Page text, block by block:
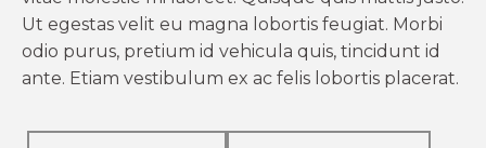
Ut egestas velit eu magna lobortis feugiat. Morbi
odio purus, pretium id vehicula quis, tincidunt id
ante. Etiam vestibulum ex ac felis lobortis placerat.